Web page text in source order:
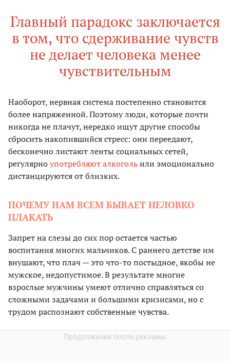
Главный парадокс заключается
в том, что сдерживание чувств
не делает человека менее
чувствительным
Наоборот, нервная система постепенно становится
более напряженной. Поэтому люди, которые почти
никогда не плачут, нередко ищут другие способы
сбросить накопившийся стресс: они переедают,
бесконечно листают ленты социальных сетей,
регулярноупотребляют алкогольили эмоционально
дистанцируются от близких.
ПОЧЕМУ НАМ ВСЕМ БЫВАЕТ НЕЛОВКО
ПЛАКАТЬ
Запрет на слезы до сих пор остается частью
воспитания многих мальчиков. С раннего детстве им
внушают, что плач — это что-то постыдное, якобы не
мужское, недопустимое. В результате многие
взрослые мужчины умеют отлично справляться со
сложными задачами и большими кризисами, но с
трудом распознают собственные чувства.